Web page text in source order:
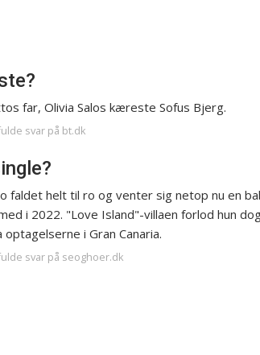
far, Olivia Salos kæreste Sofus Bjerg.
svar på bt.dk
faldet helt til ro og venter sig netop nu en
i 2022. "Love Island"-villaen forlod hun
i Gran Canaria.
svar på seoghoer.dk